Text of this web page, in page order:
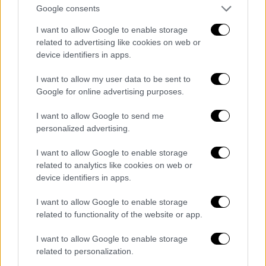
Google consents
I want to allow Google to enable storage
related to advertising like cookies on web or
device identifiers in apps.
I want to allow my user data to be sent to
Google for online advertising purposes.
I want to allow Google to send me
personalized advertising.
I want to allow Google to enable storage
related to analytics like cookies on web or
device identifiers in apps.
I want to allow Google to enable storage
related to functionality of the website or app.
I want to allow Google to enable storage
related to personalization.
τελευταίων 17 ετών,
σχεδόν 10 μονάδες
κάτω από το 2019. Μέσα σε 6 χρόνια έχουν
δημιουργηθεί πάνω από 500.000 νέες θέσεις
εργασίας και συνεχίζουμε, με στόχο
καλύτερους μισθούς και περισσότερες
ευκαιρίες. Ασφαλώς, σε μία ανοιχτή
θα επιστρέφουν άνθρωποι. Το ζήτημα είναι
να έχουμε θετικό ισοζύγιο, δηλαδή να
γυρίζουν πίσω περισσότεροι από όσους
φεύγουν. Για πρώτη φορά από το 2022, το
έχουμε πετύχει: σύμφωνα με την Eurostat,
από τους 660.000 που έφυγαν από τη χώρα
μας την περίοδο 2022-2023, έχουν ήδη
Και το ενδιαφέρον
παραμένει ισχυρό, όπως δείχνει η μεγάλη
συμμετοχή στις εκδηλώσεις «REBRAIN